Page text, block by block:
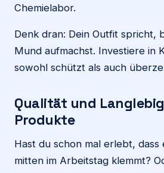
Chemielabor.
Denk dran: Dein Outfit spricht,
Mund aufmachst. Investiere in
sowohl schützt als auch
Qualität und
Produkte
Hast du schon mal erlebt, dass
mitten im Arbeitstag klemmt?